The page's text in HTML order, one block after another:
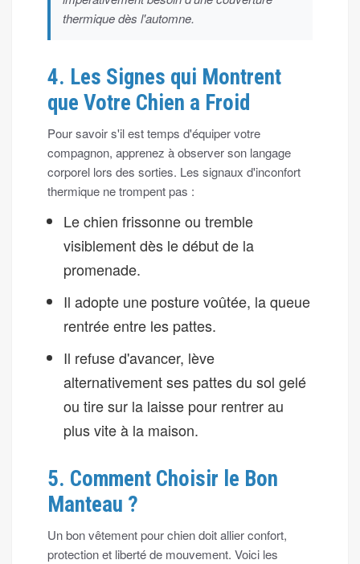
thermique dès l'automne.
4. Les Signes qui Montrent
que Votre Chien a Froid
Pour savoir s'il est temps d'équiper votre
compagnon, apprenez à observer son langage
corporel lors des sorties. Les signaux d'inconfort
thermique ne trompent pas :
Le chien frissonne ou tremble
visiblement dès le début de la
promenade.
Il adopte une posture voûtée, la queue
rentrée entre les pattes.
Il refuse d'avancer, lève
alternativement ses pattes du sol gelé
ou tire sur la laisse pour rentrer au
plus vite à la maison.
5. Comment Choisir le Bon
Manteau ?
Un bon vêtement pour chien doit allier confort,
protection et liberté de mouvement. Voici les